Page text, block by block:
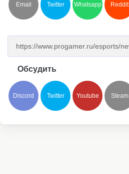
Email Twitter Whatsapp Reddit
Обсудить
Discord Twitter Youtube Steam